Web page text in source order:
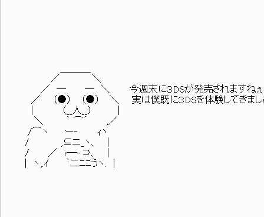
／ ＼
／ ─ ─ ＼ 今週末に３DSが発売されますねぇ
／ （●） （●） ＼ 実は僕既に３DSを体験してきまし
| （__人__） |
＼ ｀ ⌒´ ,／
/⌒ヽ ー‐ ｨヽ
/ ,⊆ニ_ヽ、 |
/ ／ r─–⊃、 |
| ヽ,.ｲ ｀二ﾆﾆうヽ. |